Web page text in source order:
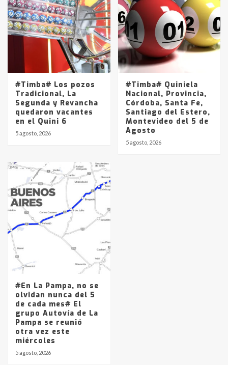
#Timba# Los pozos
Tradicional, La
Segunda y Revancha
quedaron vacantes
en el Quini 6
5 agosto, 2026
#Timba# Quiniela
Nacional, Provincia,
Córdoba, Santa Fe,
Santiago del Estero,
Montevideo del 5 de
Agosto
5 agosto, 2026
#En La Pampa, no se
olvidan nunca del 5
de cada mes# El
grupo Autovía de La
Pampa se reunió
otra vez este
miércoles
5 agosto, 2026